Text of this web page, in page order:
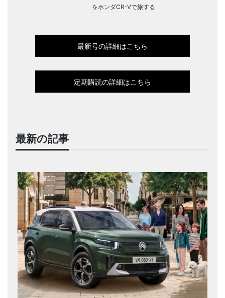
をホンダCR-Vで旅する
最新号の詳細はこちら
定期購読の詳細はこちら
最新の記事